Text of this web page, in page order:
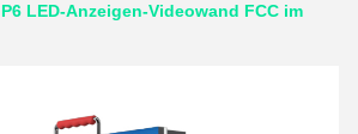
LED-Anzeigen-Videowand FCC im